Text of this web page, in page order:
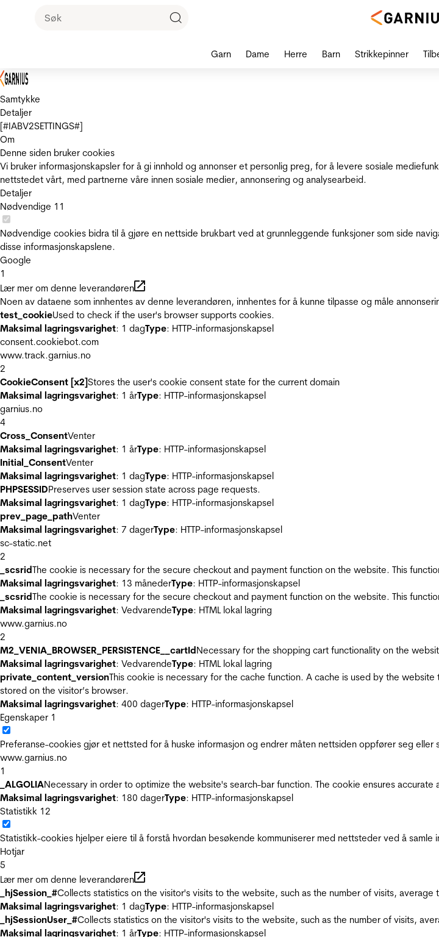
Samtykke
Detaljer
[#IABV2SETTINGS#]
Om
Denne siden bruker cookies
Vi bruker informasjonskapsler for å gi innhold og annonser et personlig preg, for å levere sosiale
nettstedet vårt, med partnerne våre innen sosiale medier, annonsering og analysearbeid.
Detaljer
Nødvendige 11
Nødvendige cookies bidra til å gjøre en nettside brukbart ved at grunnleggende funksjoner som side
disse informasjonskapslene.
Google
1
Lær mer om denne leverandøren
Noen av dataene som innhentes av denne leverandøren, innhentes for å kunne tilpasse og måle
test_cookieUsed to check if the user's browser supports cookies.
Maksimal lagringsvarighet: 1 dagType: HTTP-informasjonskapsel
consent.cookiebot.com
www.track.garnius.no
2
CookieConsent [x2]Stores the user's cookie consent state for the current domain
Maksimal lagringsvarighet: 1 årType: HTTP-informasjonskapsel
garnius.no
4
Cross_ConsentVenter
Maksimal lagringsvarighet: 1 årType: HTTP-informasjonskapsel
Initial_ConsentVenter
Maksimal lagringsvarighet: 1 dagType: HTTP-informasjonskapsel
PHPSESSIDPreserves user session state across page requests.
Maksimal lagringsvarighet: 1 dagType: HTTP-informasjonskapsel
prev_page_pathVenter
Maksimal lagringsvarighet: 7 dagerType: HTTP-informasjonskapsel
sc-static.net
2
_scsridThe cookie is necessary for the secure checkout and payment function on the website. This
Maksimal lagringsvarighet: 13 månederType: HTTP-informasjonskapsel
_scsridThe cookie is necessary for the secure checkout and payment function on the website. This
Maksimal lagringsvarighet: VedvarendeType: HTML lokal lagring
www.garnius.no
2
M2_VENIA_BROWSER_PERSISTENCE__cartIdNecessary for the shopping cart functionality on the
Maksimal lagringsvarighet: VedvarendeType: HTML lokal lagring
private_content_versionThis cookie is necessary for the cache function. A cache is used by the
stored on the visitor’s browser.
Maksimal lagringsvarighet: 400 dagerType: HTTP-informasjonskapsel
Egenskaper 1
Preferanse-cookies gjør et nettsted for å huske informasjon og endrer måten nettsiden oppfører seg
www.garnius.no
1
_ALGOLIANecessary in order to optimize the website's search-bar function. The cookie ensures accurate
Maksimal lagringsvarighet: 180 dagerType: HTTP-informasjonskapsel
Statistikk 12
Statistikk-cookies hjelper eiere til å forstå hvordan besøkende kommuniserer med nettsteder ved å samle
Hotjar
5
Lær mer om denne leverandøren
_hjSession_#Collects statistics on the visitor's visits to the website, such as the number of visits,
Maksimal lagringsvarighet: 1 dagType: HTTP-informasjonskapsel
_hjSessionUser_#Collects statistics on the visitor's visits to the website, such as the number of visits,
Maksimal lagringsvarighet: 1 årType: HTTP-informasjonskapsel
Garn Dame Herre Barn Strikkepinner